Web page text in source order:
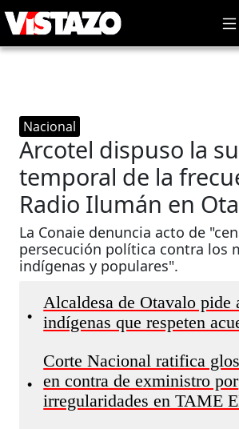
Nacional
Arcotel dispuso la
temporal de la
Radio Ilumán en
La Conaie denuncia acto de
persecución política contra los
indígenas y populares".
•
Alcaldesa de Otavalo pide
indígenas que respeten
•
Corte Nacional ratifica
en contra de exministro por
irregularidades en TAME